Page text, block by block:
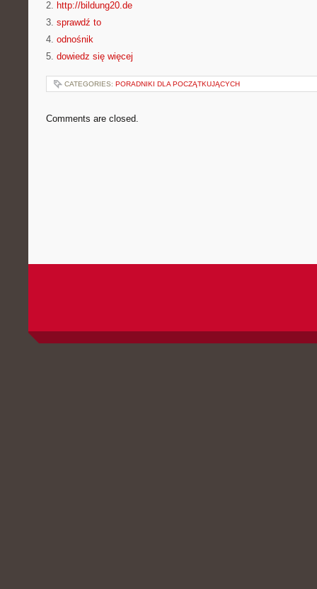
2. http://bildung20.de
3. sprawdź to
4. odnośnik
5. dowiedz się więcej
CATEGORIES: PORADNIKI DLA POCZĄTKUJĄCYCH
Comments are closed.